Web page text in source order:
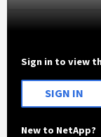
Sign in to view
SIGN IN
New to NetApp?